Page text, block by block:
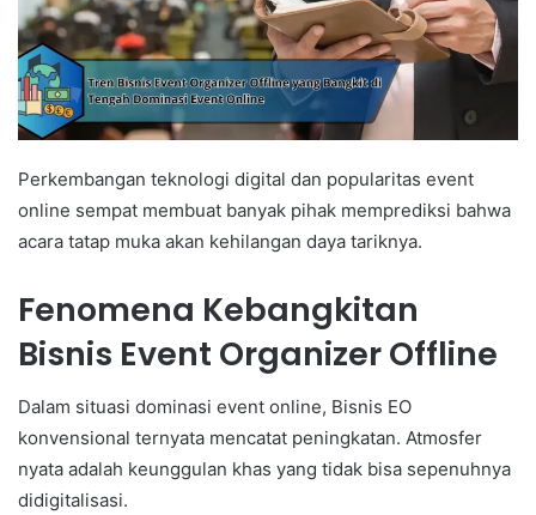
Perkembangan teknologi digital dan popularitas event
online sempat membuat banyak pihak memprediksi bahwa
acara tatap muka akan kehilangan daya tariknya.
Fenomena Kebangkitan
Bisnis Event Organizer Offline
Dalam situasi dominasi event online, Bisnis EO
konvensional ternyata mencatat peningkatan. Atmosfer
nyata adalah keunggulan khas yang tidak bisa sepenuhnya
didigitalisasi.